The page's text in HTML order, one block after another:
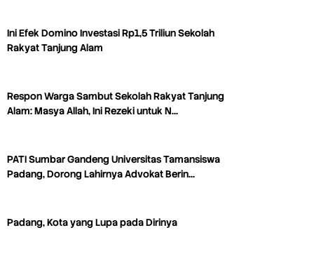
Ini Efek Domino Investasi Rp1,5 Triliun Sekolah
Rakyat Tanjung Alam
Respon Warga Sambut Sekolah Rakyat Tanjung
Alam: Masya Allah, Ini Rezeki untuk N…
PATI Sumbar Gandeng Universitas Tamansiswa
Padang, Dorong Lahirnya Advokat Berin…
Padang, Kota yang Lupa pada Dirinya